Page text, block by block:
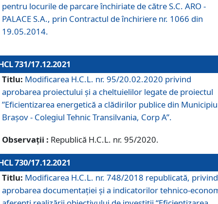
pentru locurile de parcare închiriate de către S.C. ARO -
PALACE S.A., prin Contractul de închiriere nr. 1066 din
19.05.2014.
731/17.12.2021
Titlu: Modificarea H.C.L. nr. 95/20.02.2020 privind
aprobarea proiectului și a cheltuielilor legate de proiectul
”Eficientizarea energetică a clădirilor publice din
Brașov - Colegiul Tehnic Transilvania, Corp A”.
Observații : Republică H.C.L. nr. 95/2020.
730/17.12.2021
Titlu: Modificarea H.C.L. nr. 748/2018 republicată, privind
aprobarea documentației și a indicatorilor tehnico-